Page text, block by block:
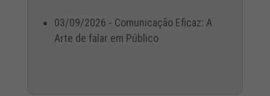
03/09/2026 - Comunicação Eficaz: A
Arte de falar em Público